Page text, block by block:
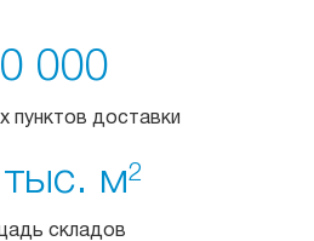
000
пунктов доставки
м2
складов